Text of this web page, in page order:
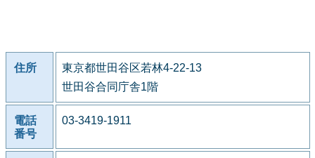
住所
東京都世田谷区若林4-22-13
世田谷合同庁舎1階
電話
番号
03-3419-1911